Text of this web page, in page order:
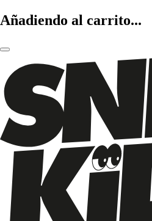
Añadiendo al carrito...